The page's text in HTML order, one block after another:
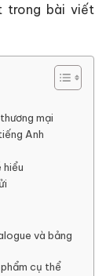
trong bài viết
mại
Anh
hiểu
và bảng
cụ thể